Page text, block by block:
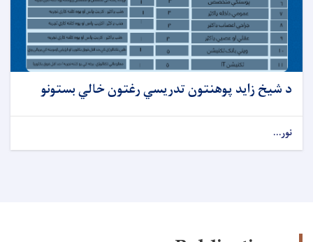
د شیخ زاید پوهنتون تدریسي رغتون خالي بستونو
نور...